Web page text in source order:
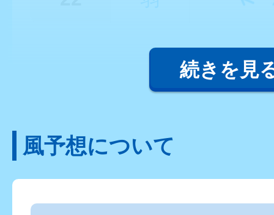
続きを見
風予想について